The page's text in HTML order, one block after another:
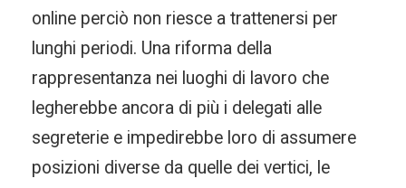
online perciò non riesce a trattenersi per
lunghi periodi. Una riforma della
rappresentanza nei luoghi di lavoro che
legherebbe ancora di più i delegati alle
segreterie e impedirebbe loro di assumere
posizioni diverse da quelle dei vertici, le